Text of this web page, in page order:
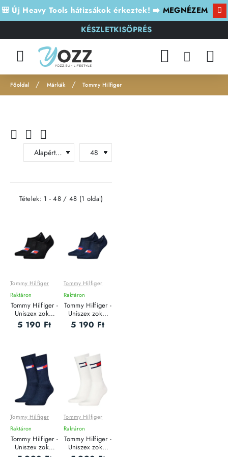
🎒 Új Heavy Tools hátizsákok érkeztek! ➡️ MEGNÉZEM
KÉSZLETKISÖPRÉS
h
Márkák Tommy Hilfiger
Tételek: 1 - 48 / 48 (1 oldal)
Tommy Hilfiger
Raktáron
Tommy Hilfiger -
Uniszex zokni
szett - 2 pár
5 190 Ft
Tommy Hilfiger
Raktáron
Tommy Hilfiger -
Uniszex zokni
szett - 2 pár
5 190 Ft
Tommy Hilfiger
Raktáron
Tommy Hilfiger -
Uniszex zokni
Tommy Hilfiger
Raktáron
Tommy Hilfiger -
Uniszex zokni